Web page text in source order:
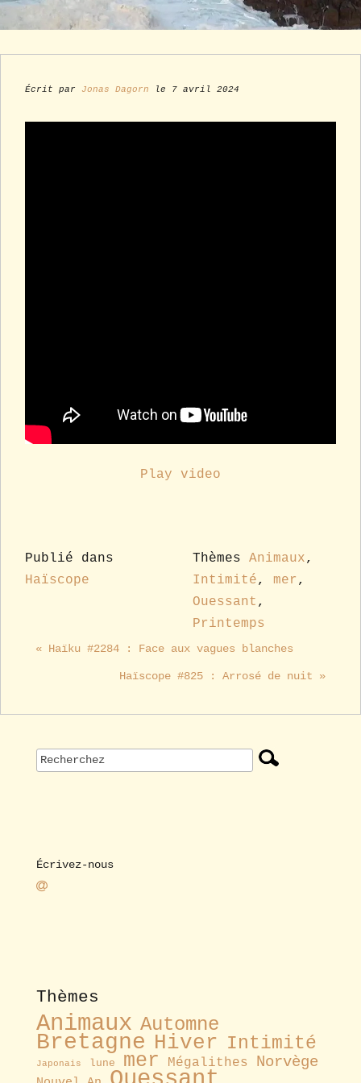
Écrit par Jonas Dagorn le 7 avril 2024
Play video
Publié dans
Haïscope
Thèmes Animaux,
Intimité, mer ,
Ouessant ,
Printemps
« Haïku #2284 : Face aux vagues blanches
Haïscope #825 : Arrosé de nuit »
Écrivez-nous
Thèmes
Animaux Automne
Bretagne Hiver Intimité
Japonais lune mer Mégalithes Norvège